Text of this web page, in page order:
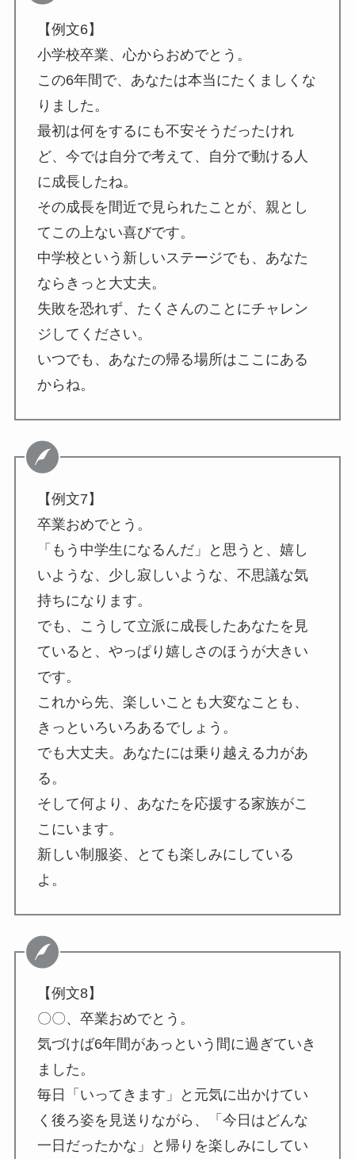
【例文6】
小学校卒業、心からおめでとう。
この6年間で、あなたは本当にたくましくな
りました。
最初は何をするにも不安そうだったけれ
ど、今では自分で考えて、自分で動ける人
に成長したね。
その成長を間近で見られたことが、親とし
てこの上ない喜びです。
中学校という新しいステージでも、あなた
ならきっと大丈夫。
失敗を恐れず、たくさんのことにチャレン
ジしてください。
いつでも、あなたの帰る場所はここにある
からね。
【例文7】
卒業おめでとう。
「もう中学生になるんだ」と思うと、嬉し
いような、少し寂しいような、不思議な気
持ちになります。
でも、こうして立派に成長したあなたを見
ていると、やっぱり嬉しさのほうが大きい
です。
これから先、楽しいことも大変なことも、
きっといろいろあるでしょう。
でも大丈夫。あなたには乗り越える力があ
る。
そして何より、あなたを応援する家族がこ
こにいます。
新しい制服姿、とても楽しみにしている
よ。
【例文8】
〇〇、卒業おめでとう。
気づけば6年間があっという間に過ぎていき
ました。
毎日「いってきます」と元気に出かけてい
く後ろ姿を見送りながら、「今日はどんな
一日だったかな」と帰りを楽しみにしてい